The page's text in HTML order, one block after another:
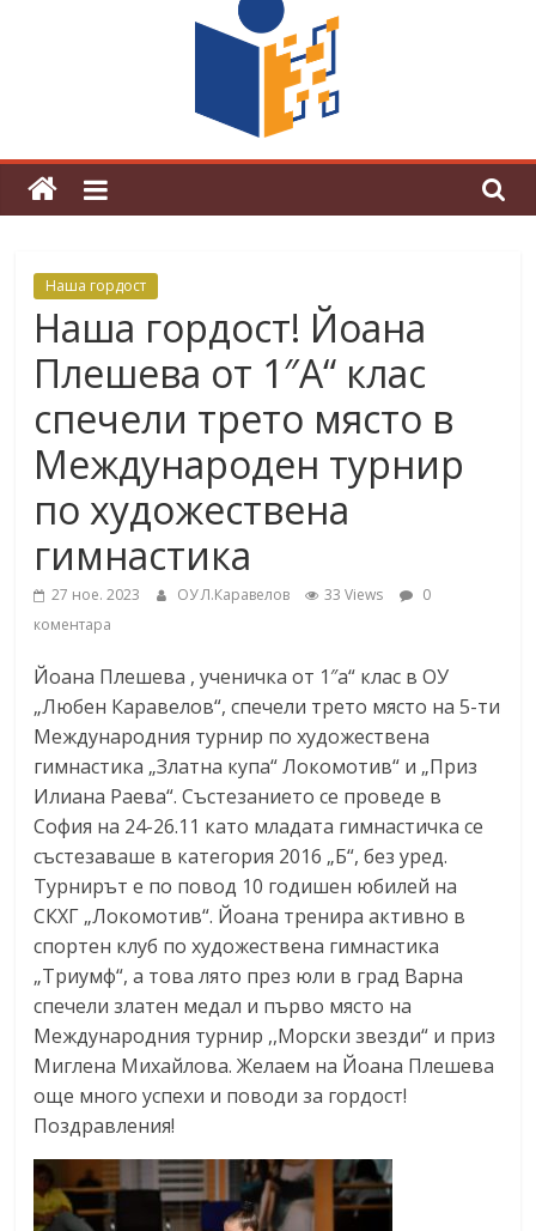
граници“
Магията на Андерсен оживя в ОУ
„Любен Каравелов“
Наша гордост
Наша гордост! Йоана
Плешева от 1″А“ клас
спечели трето място в
Международен турнир
по художествена
гимнастика
27 ное. 2023 ОУ Л.Каравелов 33 Views
0
коментара
Йоана Плешева , ученичка от 1″а“ клас в ОУ
„Любен Каравелов“, спечели трето място на 5-ти
Международния турнир по художествена
гимнастика „Златна купа“ Локомотив“ и „Приз
Илиана Раева“. Състезанието се проведе в
София на 24-26.11 като младата гимнастичка се
състезаваше в категория 2016 „Б“, без уред.
Турнирът е по повод 10 годишен юбилей на
СКХГ „Локомотив“. Йоана тренира активно в
спортен клуб по художествена гимнастика
„Триумф“, а това лято през юли в град Варна
спечели златен медал и първо място на
Международния турнир ,,Морски звезди“ и приз
Миглена Михайлова. Желаем на Йоана Плешева
още много успехи и поводи за гордост!
Поздравления!